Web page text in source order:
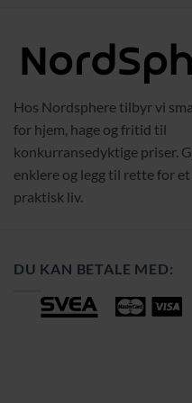
Hos Nordsphere tilbyr vi
for hjem, hage og fritid til
konkurransedyktige priser.
enklere og legg til rette for
praktisk liv.
DU KAN BETALE MED: